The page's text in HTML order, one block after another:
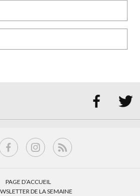
 
PAGE D’ACCUEIL
DE LA SEMAINE